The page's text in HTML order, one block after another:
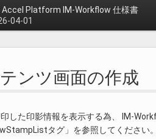
Platform IM-Workflow 仕様書
04-01
ンツ画面の作成
した印影情報を表示する為、 IM-
タグ」を参照してください